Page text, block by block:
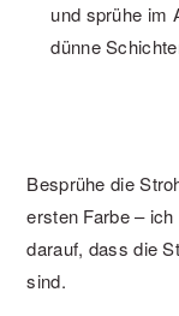
und sprühe im
dünne
Besprühe die
ersten Farbe –
darauf, dass die
sind.